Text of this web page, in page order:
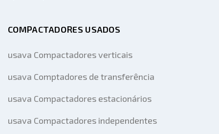
COMPACTADORES USADOS
usava Compactadores verticais
usava Comptadores de transferência
usava Compactadores estacionários
usava Compactadores independentes